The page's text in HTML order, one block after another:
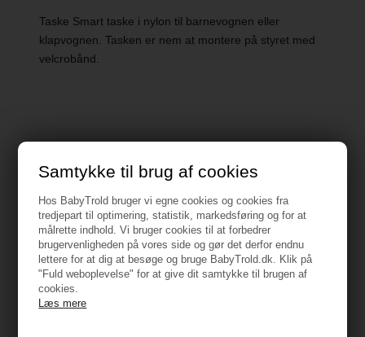
Samtykke til brug af cookies
Hos BabyTrold bruger vi egne cookies og cookies fra
tredjepart til optimering, statistik, markedsføring og for at
målrette indhold. Vi bruger cookies til at forbedrer
brugervenligheden på vores side og gør det derfor endnu
lettere for at dig at besøge og bruge BabyTrold.dk. Klik på
"Fuld weboplevelse" for at give dit samtykke til brugen af
cookies.
Læs mere
Taske Smart taske i nylon til barnevognen eller
klapvognen. Tasken er nem at montere på styret med
velcrobånd.
Specifikationer
Type: Barnevognstaske (tvillingevogn)
Materiale: 100% nylon
Farve: Sort
Mål: 73 x 39 cm